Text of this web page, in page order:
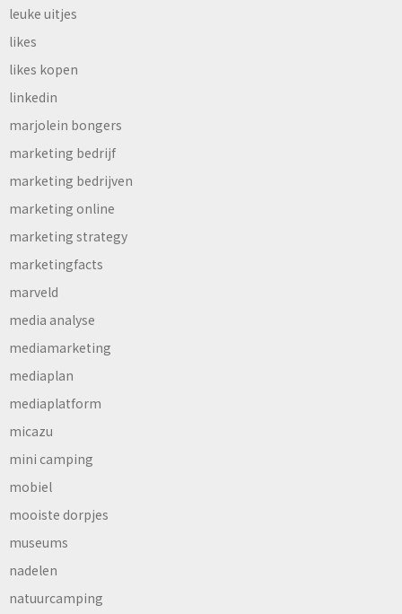
leuke uitjes
likes
likes kopen
linkedin
marjolein bongers
marketing bedrijf
marketing bedrijven
marketing online
marketing strategy
marketingfacts
marveld
media analyse
mediamarketing
mediaplan
mediaplatform
micazu
mini camping
mobiel
mooiste dorpjes
museums
nadelen
natuurcamping